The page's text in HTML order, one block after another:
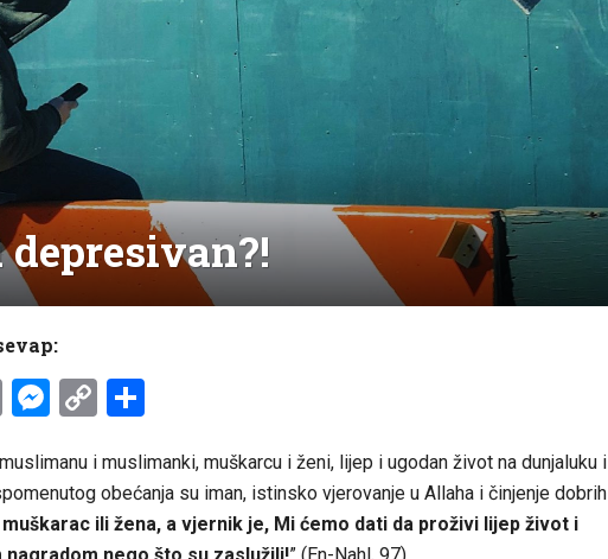
EmailMessenger
CopyShare
i muslimanki, muškarcu i ženi, lijep i ugodan život na dunjaluku i
obećanja su iman, istinsko vjerovanje u Allaha i činjenje dobrih
ili žena, a vjernik je, Mi ćemo dati da proživi lijep život i